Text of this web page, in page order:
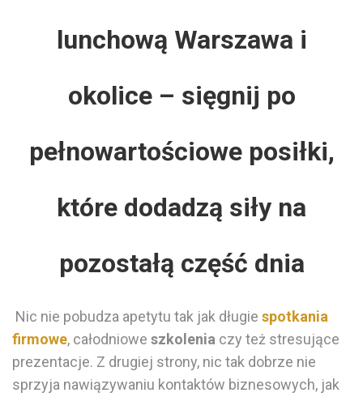
lunchową Warszawa i
okolice – sięgnij po
pełnowartościowe posiłki,
które dodadzą siły na
pozostałą część dnia
Nic nie pobudza apetytu tak jak długie spotkania
firmowe, całodniowe szkolenia czy też stresujące
prezentacje. Z drugiej strony, nic tak dobrze nie
sprzyja nawiązywaniu kontaktów biznesowych, jak